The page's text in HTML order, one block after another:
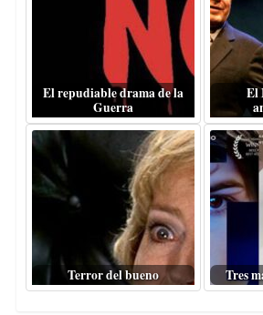
El repudiable drama de la
Guerra
El
Terror del bueno Tres